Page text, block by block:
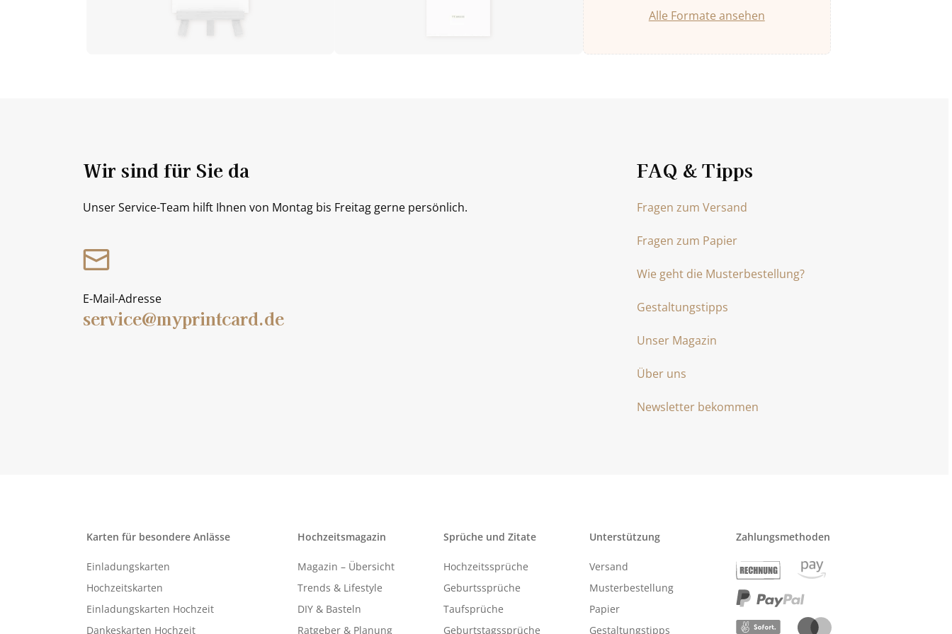
Alle Formate ansehen
FAQ & Tipps
Fragen zum Versand
Fragen zum Papier
Wie geht die Musterbestellung?
Gestaltungstipps
Unser Magazin
Über uns
Newsletter bekommen
Wir sind für Sie da
Unser Service-Team hilft Ihnen von Montag bis Freitag gerne persönlich.
E-Mail-Adresse
service@myprintcard.de
Karten für besondere Anlässe
Einladungskarten
Hochzeitskarten
Einladungskarten Hochzeit
Dankeskarten Hochzeit
Hochzeitsmagazin
Magazin – Übersicht
Trends & Lifestyle
DIY & Basteln
Ratgeber & Planung
Sprüche und Zitate
Hochzeitssprüche
Geburtssprüche
Taufsprüche
Geburtstagssprüche
Unterstützung
Versand
Musterbestellung
Papier
Gestaltungstipps
Zahlungsmethoden